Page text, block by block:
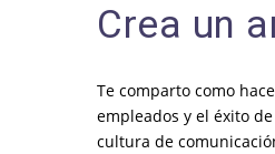
Crea un
Te comparto como
empleados y el éxito
cultura de